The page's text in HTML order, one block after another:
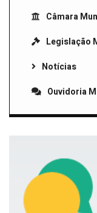
Câmara
Legislação
Notícias
Ouvidoria